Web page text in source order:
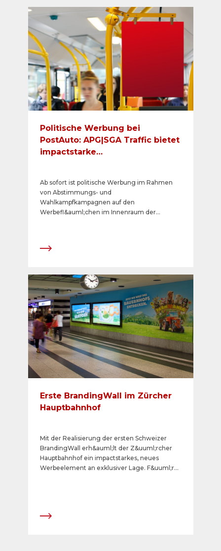
Politische Werbung bei
PostAuto: APG|SGA Traffic bietet
impactstarke
Ab sofort ist politische Werbung im Rahmen
von Abstimmungs- und
Wahlkampfkampagnen auf den
Werbefl&auml;chen im Innenraum der
Erste BrandingWall im Zürcher
Hauptbahnhof
Mit der Realisierung der ersten Schweizer
BrandingWall erh&auml;lt der Z&uuml;rcher
Hauptbahnhof ein impactstarkes, neues
Werbeelement an exklusiver Lage. F&uuml;r
September bis 9. Oktober 2016